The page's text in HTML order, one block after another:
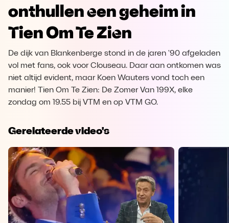
Opera Download
onthullen een geheim in
Tien Om Te Zien
De dijk van Blankenberge stond in de jaren '90 afgeladen
vol met fans, ook voor Clouseau. Daar aan ontkomen was
niet altijd evident, maar Koen Wauters vond toch een
manier! Tien Om Te Zien: De Zomer Van 199X, elke
zondag om 19.55 bij VTM en op VTM GO.
Gerelateerde video's